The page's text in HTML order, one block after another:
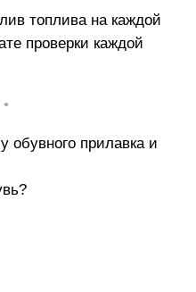
топлива на каждой
проверки каждой
обувного прилавка и